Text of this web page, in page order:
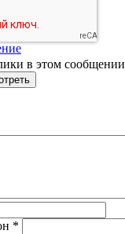
в этом сообщении
*